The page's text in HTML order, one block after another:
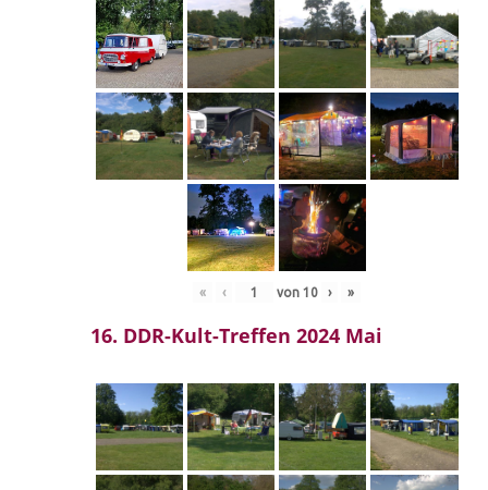
« ‹ von 10 › »
16. DDR-Kult-Treffen 2024 Mai